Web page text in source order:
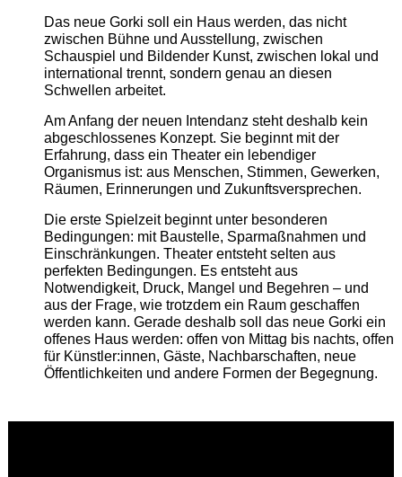
Das neue Gorki soll ein Haus werden, das nicht
zwischen Bühne und Ausstellung, zwischen
Schauspiel und Bildender Kunst, zwischen lokal und
international trennt, sondern genau an diesen
Schwellen arbeitet.
Am Anfang der neuen Intendanz steht deshalb kein
abgeschlossenes Konzept. Sie beginnt mit der
Erfahrung, dass ein Theater ein lebendiger
Organismus ist: aus Menschen, Stimmen, Gewerken,
Räumen, Erinnerungen und Zukunftsversprechen.
Die erste Spielzeit beginnt unter besonderen
Bedingungen: mit Baustelle, Sparmaßnahmen und
Einschränkungen. Theater entsteht selten aus
perfekten Bedingungen. Es entsteht aus
Notwendigkeit, Druck, Mangel und Begehren – und
aus der Frage, wie trotzdem ein Raum geschaffen
werden kann. Gerade deshalb soll das neue Gorki ein
offenes Haus werden: offen von Mittag bis nachts, offen
für Künstler:innen, Gäste, Nachbarschaften, neue
Öffentlichkeiten und andere Formen der Begegnung.